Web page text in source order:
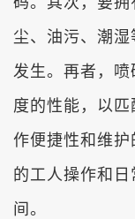
尘、油污、潮
发生。再者，
度的性能，以
作便捷性和维
的工人操作和
间。